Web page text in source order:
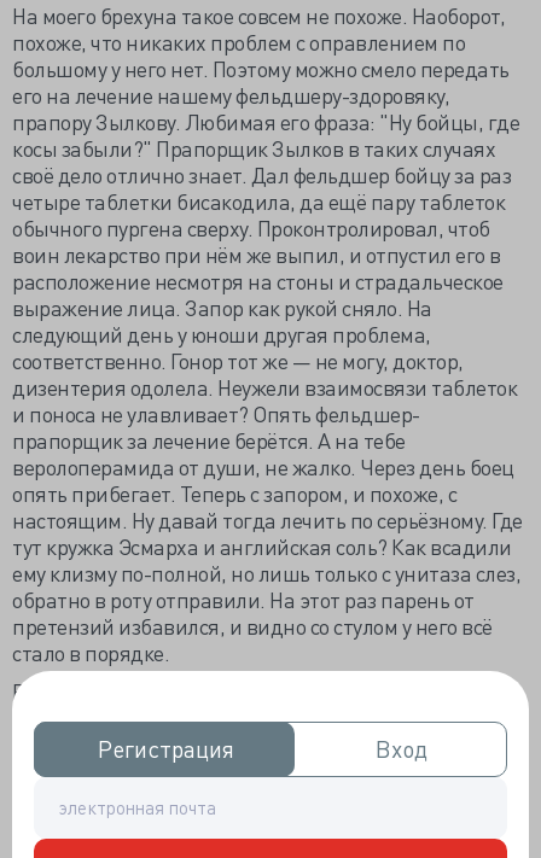
Регистрация
Регистрация Вход
Вход
На моего брехуна такое совсем не похоже. Наоборот,
похоже, что никаких проблем с оправлением по
большому у него нет. Поэтому можно смело передать
его на лечение нашему фельдшеру-здоровяку,
прапору Зылкову. Любимая его фраза: "Ну бойцы, где
косы забыли?" Прапорщик Зылков в таких случаях
своё дело отлично знает. Дал фельдшер бойцу за раз
четыре таблетки бисакодила, да ещё пару таблеток
обычного пургена сверху. Проконтролировал, чтоб
воин лекарство при нём же выпил, и отпустил его в
расположение несмотря на стоны и страдальческое
выражение лица. Запор как рукой сняло. На
следующий день у юноши другая проблема,
соответственно. Гонор тот же — не могу, доктор,
дизентерия одолела. Неужели взаимосвязи таблеток
и поноса не улавливает? Опять фельдшер-
прапорщик за лечение берётся. А на тебе
веролоперамида от души, не жалко. Через день боец
опять прибегает. Теперь с запором, и похоже, с
настоящим. Ну давай тогда лечить по серьёзному. Где
тут кружка Эсмарха и английская соль? Как всадили
ему клизму по-полной, но лишь только с унитаза слез,
обратно в роту отправили. На этот раз парень от
претензий избавился, и видно со стулом у него всё
стало в порядке.
Вообще-то со слабительными наиболее обычны
истории несколько иного рода — чаще их солдаты
сами глотают, чтобы симулировать кишечную
инфекцию. Ну какой врач рискнёт отправить
Ведь если там реальная дизентерия — то вспышка
гарантирована. А за это не только служебное